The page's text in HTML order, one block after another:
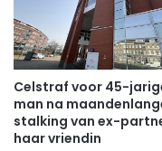
Celstraf voor 45-
man na
stalking van ex-
haar vriendin